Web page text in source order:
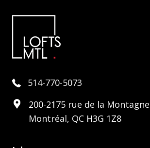
514-770-5073
200-2175 rue de la Montagne
Montréal, QC H3G 1Z8